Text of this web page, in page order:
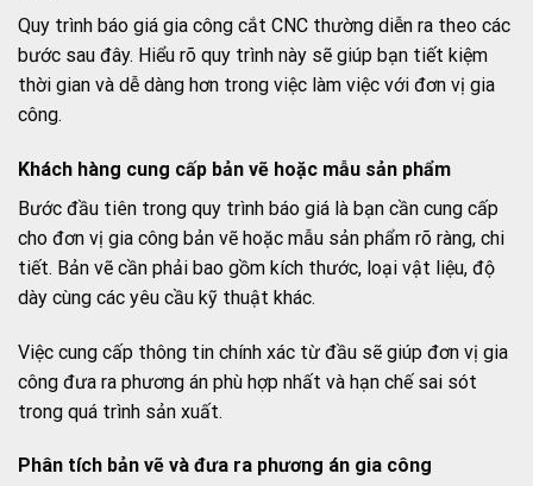
Quy trình báo giá gia công cắt CNC thường diễn ra theo các
bước sau đây. Hiểu rõ quy trình này sẽ giúp bạn tiết kiệm
thời gian và dễ dàng hơn trong việc làm việc với đơn vị gia
công.
Khách hàng cung cấp bản vẽ hoặc mẫu sản phẩm
Bước đầu tiên trong quy trình báo giá là bạn cần cung cấp
cho đơn vị gia công bản vẽ hoặc mẫu sản phẩm rõ ràng, chi
tiết. Bản vẽ cần phải bao gồm kích thước, loại vật liệu, độ
dày cùng các yêu cầu kỹ thuật khác.
Việc cung cấp thông tin chính xác từ đầu sẽ giúp đơn vị gia
công đưa ra phương án phù hợp nhất và hạn chế sai sót
trong quá trình sản xuất.
Phân tích bản vẽ và đưa ra phương án gia công